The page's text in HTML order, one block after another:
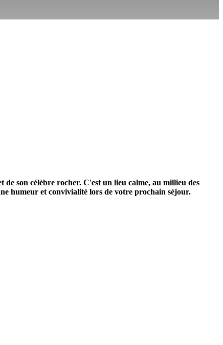
son célèbre rocher. C'est un lieu calme, au millieu des
humeur et convivialité lors de votre prochain séjour.